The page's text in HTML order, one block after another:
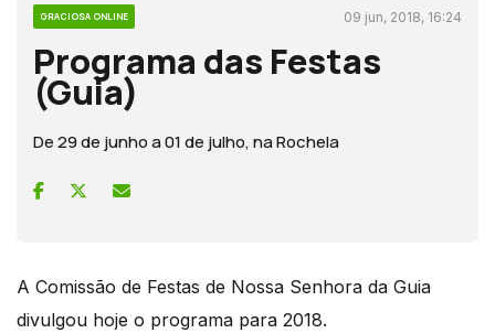
GRACIOSA ONLINE 09 jun, 2018, 16:24
Programa das Festas
(Guia)
De 29 de junho a 01 de julho, na Rochela
A Comissão de Festas de Nossa Senhora da Guia
divulgou hoje o programa para 2018.